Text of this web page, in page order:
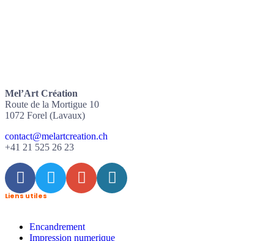
Mel’Art Création
Route de la Mortigue 10
1072 Forel (Lavaux)
contact@melartcreation.ch
+41 21 525 26 23
Liens utiles
Encandrement
Impression numerique